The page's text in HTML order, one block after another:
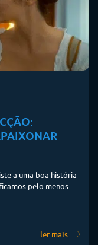
a uma boa história
pelo menos
ler mais